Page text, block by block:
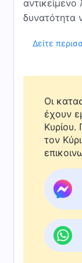
δυνατότητα
Εδέμ.
Το έργο του
κανείς δεν
που Τον
υπόσχεσή
Από το
Δείτε
Οι
έχουν
τον